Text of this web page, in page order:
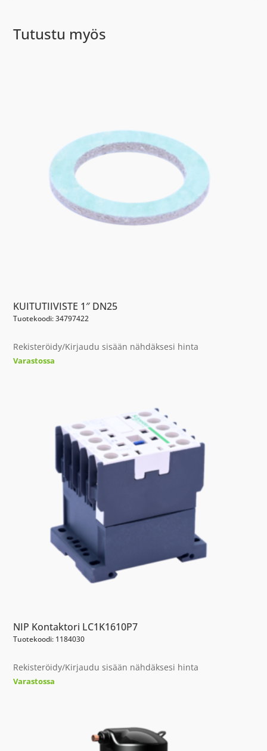
Tutustu myös
KUITUTIIVISTE 1″ DN25
Tuotekoodi: 34797422
Rekisteröidy/Kirjaudu sisään nähdäksesi hinta
Varastossa
NIP Kontaktori LC1K1610P7
Tuotekoodi: 1184030
Rekisteröidy/Kirjaudu sisään nähdäksesi hinta
Varastossa